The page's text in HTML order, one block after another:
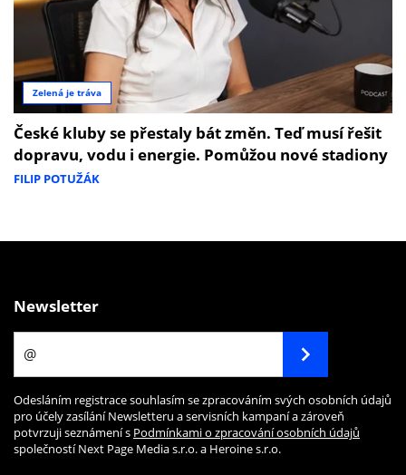
Zelená je tráva
České kluby se přestaly bát změn. Teď musí řešit
dopravu, vodu i energie. Pomůžou nové stadiony
FILIP POTUŽÁK
Newsletter
Odesláním registrace souhlasím se zpracováním svých osobních údajů
pro účely zasílání Newsletteru a servisních kampaní a zároveň
potvrzuji seznámení s Podmínkami o zpracování osobních údajů
společností Next Page Media s.r.o. a Heroine s.r.o.